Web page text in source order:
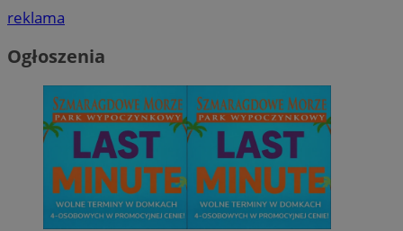
reklama
OgłoszeniaNiezbędne
Niezbędne pliki cookie umożliwiają korzystanie z podstawowych
strony internetowej, takich jak logowanie użytkownika i zarządzanie
kontem. Bez niezbędnych plików cookie nie można prawidłowo
ze strony internetowej.
Nazwa
Provider/
Domena
sosnowiecki.pl